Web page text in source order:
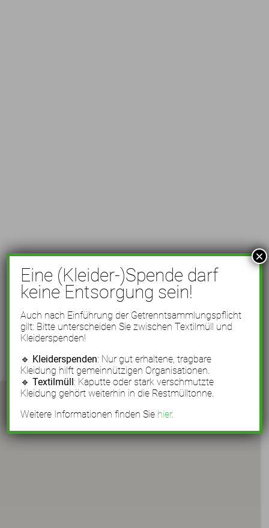
Eine (Kleider-)Spende darf
keine Entsorgung sein!
Auch nach Einführung der Getrenntsammlungspflicht
gilt: Bitte unterscheiden Sie zwischen Textilmüll und
Kleiderspenden!
🔹 Kleiderspenden: Nur gut erhaltene, tragbare
Kleidung hilft gemeinnützigen Organisationen.
🔹Textilmüll: Kaputte oder stark verschmutzte
Kleidung gehört weiterhin in die Restmülltonne.
Weitere Informationen finden Sie hier.
×